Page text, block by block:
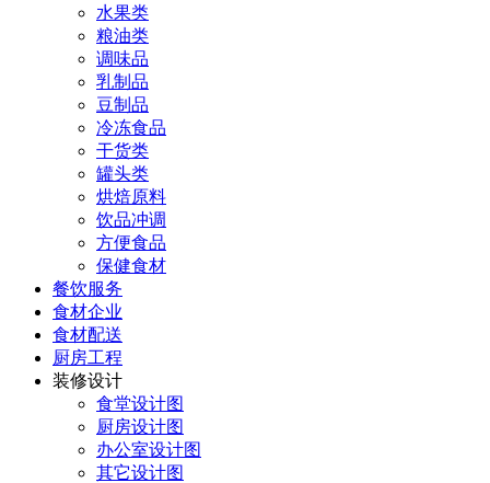
水果类
粮油类
调味品
乳制品
豆制品
冷冻食品
干货类
罐头类
烘焙原料
饮品冲调
方便食品
保健食材
餐饮服务
食材企业
食材配送
厨房工程
装修设计
食堂设计图
厨房设计图
办公室设计图
其它设计图